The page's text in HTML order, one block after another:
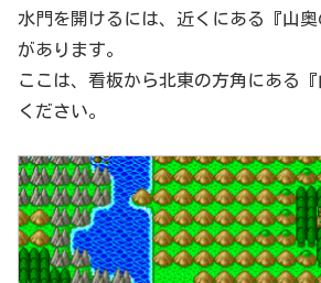
水門を開けるには、近くにある『山
があります。
ここは、看板から北東の方角にある
ください。